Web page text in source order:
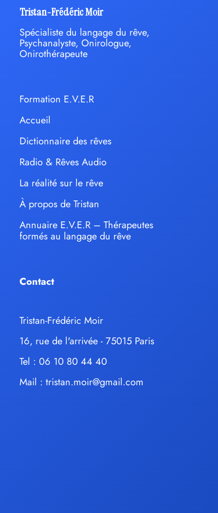
Tristan-Frédéric Moir
Spécialiste du langage du rêve,
Psychanalyste, Onirologue,
Onirothérapeute
Formation E.V.E.R
Accueil
Dictionnaire des rêves
Radio & Rêves Audio
La réalité sur le rêve
À propos de Tristan
Annuaire E.V.E.R – Thérapeutes
formés au langage du rêve
Contact
Tristan-Frédéric Moir
16, rue de l'arrivée - 75015 Paris
Tel : 06 10 80 44 40
Mail : tristan.moir@gmail.com